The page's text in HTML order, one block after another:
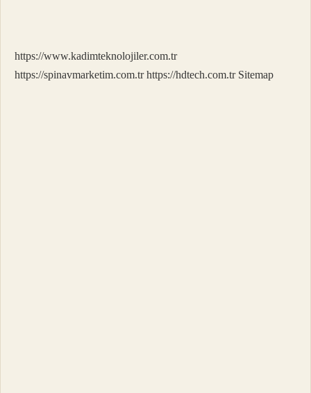
https://www.kadimteknolojiler.com.tr
https://spinavmarketim.com.tr https://hdtech.com.tr Sitemap